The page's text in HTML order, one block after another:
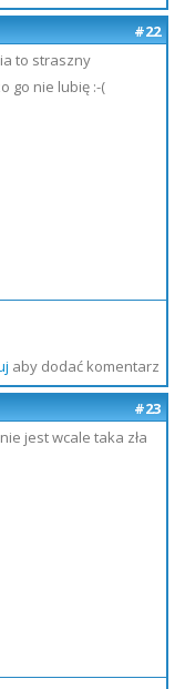
#22
to straszny
go nie lubię :-(
aby dodać komentarz
#23
jest wcale taka zła